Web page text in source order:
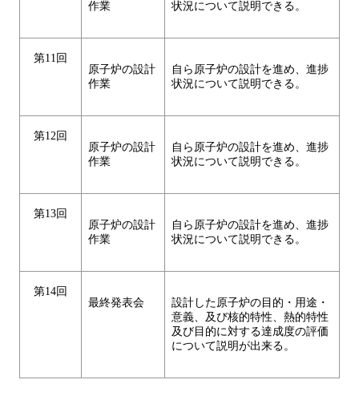
作業
状況について説明できる。
第11回
原子炉の設計
作業
自ら原子炉の設計を進め、進捗
状況について説明できる。
第12回
原子炉の設計
作業
自ら原子炉の設計を進め、進捗
状況について説明できる。
第13回
原子炉の設計
作業
自ら原子炉の設計を進め、進捗
状況について説明できる。
第14回
最終発表会
設計した原子炉の目的・用途・
意義、及び核的特性、熱的特性
及び目的に対する達成度の評価
について説明が出来る。